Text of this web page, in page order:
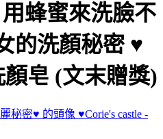
蜂蜜來洗臉不
的洗顏秘密 ♥
皂 (文末贈獎)
♥Corie's castle -